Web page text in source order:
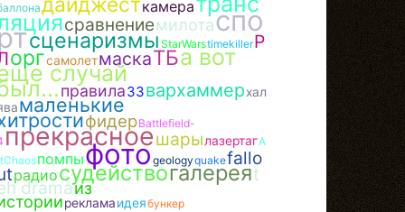
камера
сравнениемилотаспо
сценаризмы StarWarstimekillerР
оргсамолетмаскаТБа вот
случай
правилаЗЗвархаммерхал
маленькие
фидерBattlefield-
прекрасноешарылазертагA
помпыфотоgeologyquakefallo
радиосудействогалереяt
dramaиз
рекламаидеябункер